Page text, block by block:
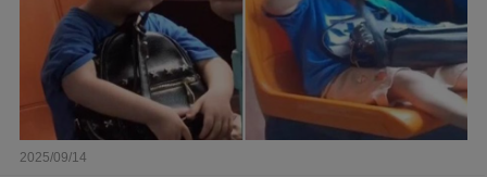
2025/09/14